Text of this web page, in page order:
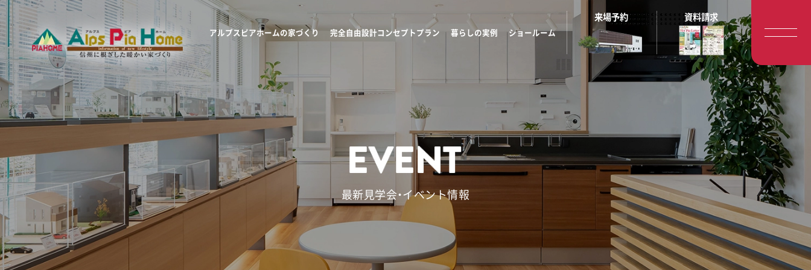
アルプスピアホームの家づくり 完全自由設計コンセプトプラン 暮らしの実例 ショールーム
来場予約 資料請求
最新見学会・イベント情報